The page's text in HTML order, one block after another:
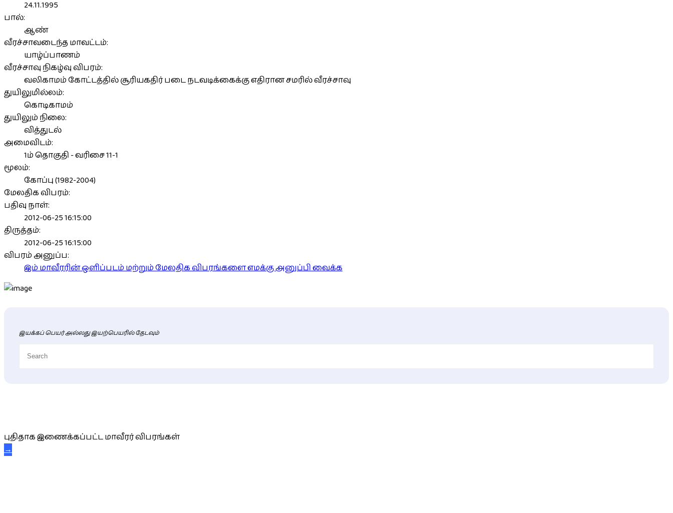
24.11.1995
பால்:
ஆண்
வீரச்சாவடைந்த மாவட்டம்:
யாழ்ப்பாணம்
வீரச்சாவு நிகழ்வு விபரம்:
வலிகாமம் கோட்டத்தில் சூரியகதிர் படை நடவடிக்கைக்கு எதிரான சமரில் வீரச்சாவு
துயிலுமில்லம்:
கொடிகாமம்
துயிலும் நிலை:
வித்துடல்
அமைவிடம்:
1ம் தொகுதி - வரிசை 11-1
மூலம்:
கோப்பு (1982-2004)
மேலதிக விபரம்:
பதிவு நாள்:
2012-06-25 16:15:00
திருத்தம்:
2012-06-25 16:15:00
விபரம் அனுப்ப:
இம் மாவீரரின் ஒளிப்படம் மற்றும் மேலதிக விபரங்களை எமக்கு அனுப்பி வைக்க
இயக்கப் பெயர் அல்லது இயற்பெயரில் தேடவும்
புதிதாக இணைக்கப்பட்ட மாவீரர் விபரங்கள்
→